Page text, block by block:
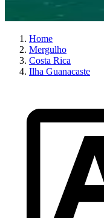
Home
Mergulho
Costa Rica
Ilha Guanacaste